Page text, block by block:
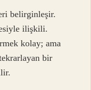
belirginleşir.
ilişkili.
kolay; ama
bir